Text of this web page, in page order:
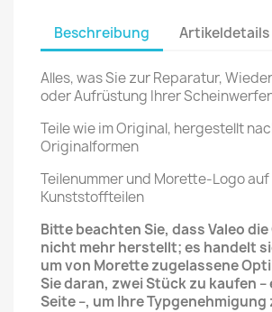
Beschreibung Artikeldetails
Alles, was Sie zur Reparatur,
oder Aufrüstung Ihrer
Teile wie im Original, hergestellt
Originalformen
Teilenummer und Morette-Logo auf
Kunststoffteilen
Bitte beachten Sie, dass Valeo
nicht mehr herstellt; es handelt
um von Morette zugelassene
Sie daran, zwei Stück zu kaufen
Seite –, um Ihre